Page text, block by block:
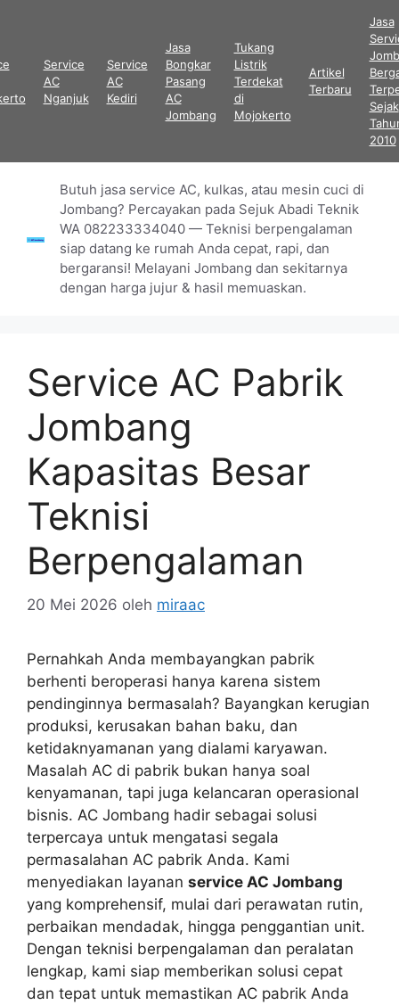
Service
AC
Nganjuk
Service
AC
Kediri
Jasa
Bongkar
Pasang
AC
Jombang
Tukang
Listrik
Terdekat
di
Mojokerto
Artikel
Terbaru
Jasa
Sejak
2010
Butuh jasa service AC, kulkas, atau mesin cuci di
Jombang? Percayakan pada Sejuk Abadi Teknik
WA 082233334040 — Teknisi berpengalaman
siap datang ke rumah Anda cepat, rapi, dan
bergaransi! Melayani Jombang dan sekitarnya
dengan harga jujur & hasil memuaskan.
Service AC Pabrik
Jombang
Kapasitas Besar
Teknisi
Berpengalaman
20 Mei 2026 oleh miraac
Pernahkah Anda membayangkan pabrik
berhenti beroperasi hanya karena sistem
pendinginnya bermasalah? Bayangkan kerugian
produksi, kerusakan bahan baku, dan
ketidaknyamanan yang dialami karyawan.
Masalah AC di pabrik bukan hanya soal
kenyamanan, tapi juga kelancaran operasional
bisnis. AC Jombang hadir sebagai solusi
terpercaya untuk mengatasi segala
permasalahan AC pabrik Anda. Kami
menyediakan layanan service AC Jombang
yang komprehensif, mulai dari perawatan rutin,
perbaikan mendadak, hingga penggantian unit.
Dengan teknisi berpengalaman dan peralatan
lengkap, kami siap memberikan solusi cepat
dan tepat untuk memastikan AC pabrik Anda